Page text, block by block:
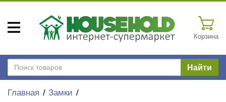
Корзина
Найти
Главная Замки